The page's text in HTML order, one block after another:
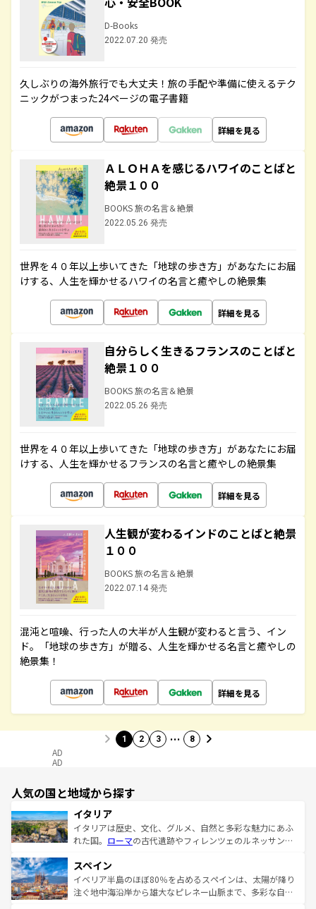
D-Books
2022.07.20 発売
久しぶりの海外旅行でも大丈夫！旅の手配や準備に使えるテク
ニックがつまった24ページの電子書籍
詳細を見る
ＡＬＯＨＡを感じるハワイのことばと
絶景１００
BOOKS 旅の名言＆絶景
2022.05.26 発売
世界を４０年以上歩いてきた「地球の歩き方」があなたにお届
けする、人生を輝かせるハワイの名言と癒やしの絶景集
詳細を見る
自分らしく生きるフランスのことばと
絶景１００
BOOKS 旅の名言＆絶景
2022.05.26 発売
世界を４０年以上歩いてきた「地球の歩き方」があなたにお届
けする、人生を輝かせるフランスの名言と癒やしの絶景集
詳細を見る
人生観が変わるインドのことばと絶景
１００
BOOKS 旅の名言＆絶景
2022.07.14 発売
混沌と喧噪、行った人の大半が人生観が変わると言う、イン
ド。「地球の歩き方」が贈る、人生を輝かせる名言と癒やしの
絶景集！
詳細を見る
1 2 3 … 8
AD
AD
人気の国と地域から探す
イタリア
イタリアは歴史、文化、グルメ、自然と多彩な魅力にあふ
れた国。 ローマの古代遺跡やフィレンツェのルネッサンス
ろん、トスカーナの美しい田園風景やアマルフィ海岸の絶
景など、自然景観も見逃せない。観光の合間には、本場の
ピザやパスタなど、絶品のイタリア料理を堪能することも
スペイン
イベリア半島のほぼ80％を占めるスペインは、太陽が降り
注ぐ地中海沿岸から雄大なピレネー山脈まで、多彩な自然